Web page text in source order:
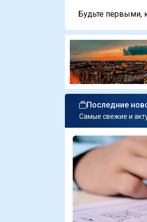
Будьте первыми,
Последние
Самые свежие и